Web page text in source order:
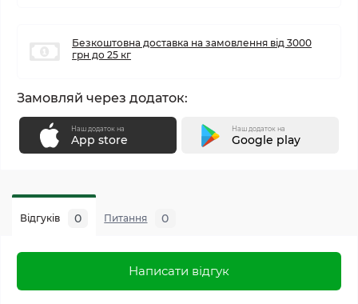
Безкоштовна доставка на замовлення від 3000
грн до 25 кг
Замовляй через додаток:
Наш додаток на
App store
Наш додаток на
Google play
Відгуків 0 Питання 0
Написати відгук